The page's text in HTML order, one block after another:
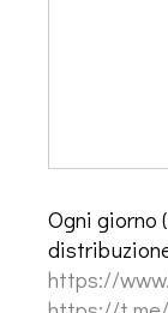
Ogni giorno
https://